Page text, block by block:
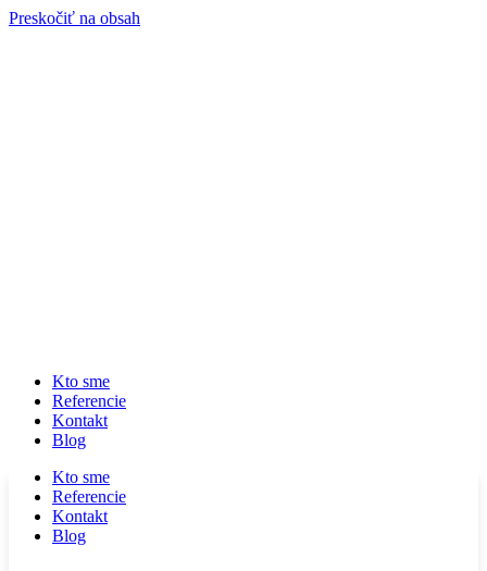
Preskočiť na obsah
Kto sme
Referencie
Kontakt
Blog
Kto sme
Referencie
Kontakt
Blog